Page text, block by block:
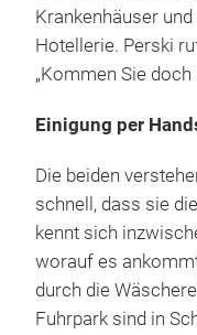
Krankenhäuser
Hotellerie. Perski
„Kommen Sie doch
Einigung per
Die beiden
schnell, dass sie
kennt sich
worauf es
durch die
Fuhrpark sind in